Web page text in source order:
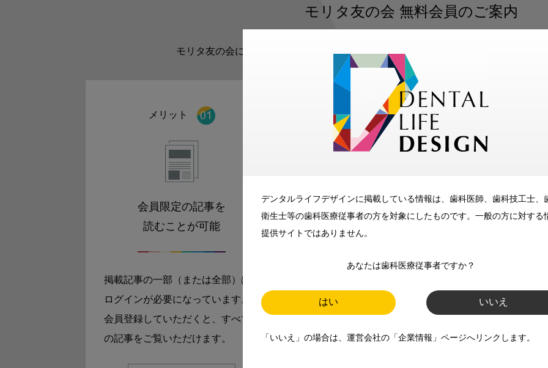
デンタルライフデザインに掲載している情報は、歯科医師、歯科技工士、
衛生士等の歯科医療従事者の方を対象にしたものです。一般の方に対する
提供サイトではありません。
あなたは歯科医療従事者ですか？
はい いいえ
「いいえ」の場合は、運営会社の「企業情報」ページへリンクします。
モリタ友の会 無料会員のご案内
モリタ友の会に登録いただくと、デンタルライフデザインをもっと便利にご利用い
メリット
会員限定の記事を
読むことが可能
掲載記事の一部（または全部）は
ログインが必要になっています。
会員登録していただくと、すべて
の記事をご覧いただけます。
メリット
メールマガジンでお届け
師、歯科衛生士、歯科技工士）に
お届けします。